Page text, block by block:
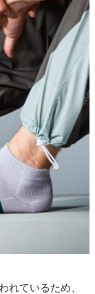
ているため、